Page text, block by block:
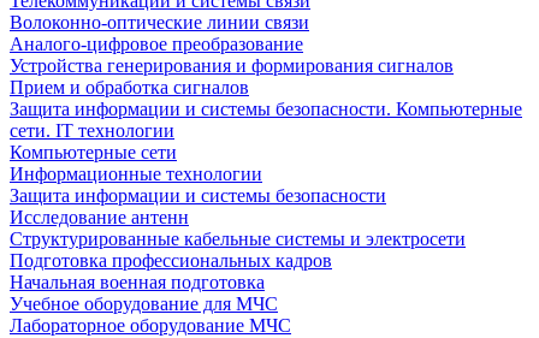
Волоконно-оптические линии связи
Аналого-цифровое преобразование
Устройства генерирования и формирования сигналов
Прием и обработка сигналов
Защита информации и системы безопасности. Компьютерные
сети. IT технологии
Компьютерные сети
Информационные технологии
Защита информации и системы безопасности
Исследование антенн
Структурированные кабельные системы и электросети
Подготовка профессиональных кадров
Начальная военная подготовка
Учебное оборудование для МЧС
Лабораторное оборудование МЧС